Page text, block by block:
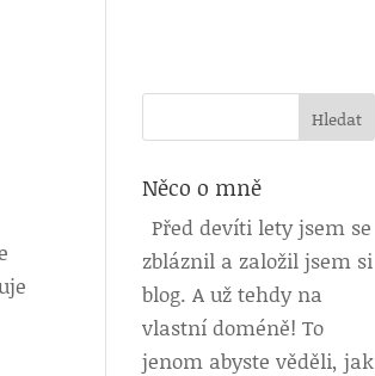
Něco o mně
Před devíti lety jsem se
zbláznil a založil jsem si
blog. A už tehdy na
vlastní doméně! To
jenom abyste věděli, jak